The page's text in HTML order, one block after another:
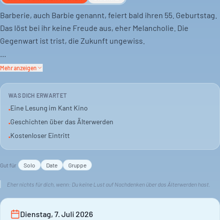
Barberie, auch Barbie genannt, feiert bald ihren 55. Geburtstag.
Das löst bei ihr keine Freude aus, eher Melancholie. Die
Gegenwart ist trist, die Zukunft ungewiss.
Sie fragt sich, wie man in diesem Alter noch Lebensfreude
weiß, wer man eigentlich ist.
Das Kant Kino lädt zur Lesung. Ein Abend über das Älterwerden
Mehr anzeigen
WAS DICH ERWARTET
•Eine Lesung im Kant Kino
•Geschichten über das Älterwerden
•Kostenloser Eintritt
Gut für Solo Date Gruppe
Eher nichts für dich, wenn: Du keine Lust auf Nachdenken über das Älterwerden hast.
Dienstag, 7. Juli 2026